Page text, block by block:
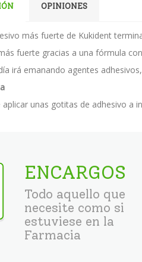
OPINIONES
más fuerte de Kukident
fuerte gracias a una fórmula
irá emanando agentes
aplicar unas gotitas de adhesivo a
ENCARGOS
Todo aquello que
necesite como si
estuviese en la
Farmacia